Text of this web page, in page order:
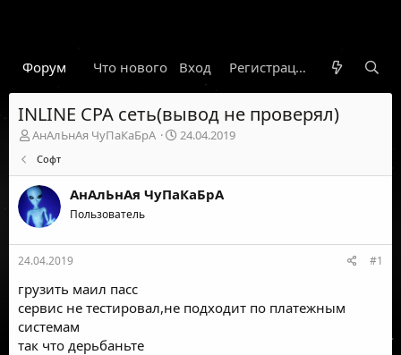
Форум Что нового Гарант Новости
Вход Регистрация
INLINE CPA сеть(вывод не проверял)
А
о
р
т
е
м
ы
АнАлЬнАя ЧуПаКаБрА
Д
н
а
24.04.2019
Софт
АнАлЬнАя ЧуПаКаБрА
Пользователь
24.04.2019 #1
грузить маил пасс
сервис не тестировал,не подходит по платежным
системам
так что дерьбаньте